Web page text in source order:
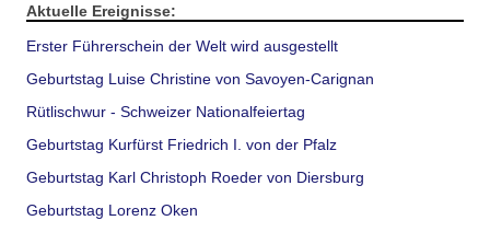
Aktuelle Ereignisse:
Erster Führerschein der Welt wird ausgestellt
Geburtstag Luise Christine von Savoyen-Carignan
Rütlischwur - Schweizer Nationalfeiertag
Geburtstag Kurfürst Friedrich I. von der Pfalz
Geburtstag Karl Christoph Roeder von Diersburg
Geburtstag Lorenz Oken